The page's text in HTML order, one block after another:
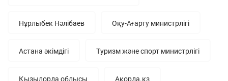
Нұрлыбек Нәлібаев Оқу-Ағарту министрлігі
Астана әкімдігі Туризм және спорт министрлігі
Қызылорда облысы Ақорда.кз